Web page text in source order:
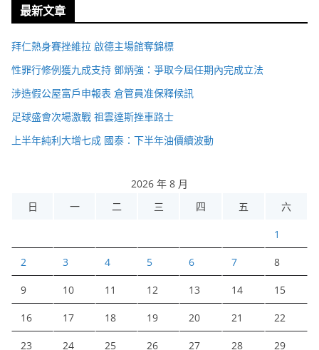
最新文章
拜仁熱身賽挫維拉 啟德主場館奪錦標
性罪行修例獲九成支持 鄧炳強：爭取今屆任期內完成立法
涉造假公屋富戶申報表 倉管員准保釋候訊
足球盛會次場激戰 祖雲達斯挫車路士
上半年純利大增七成 國泰：下半年油價續波動
2026 年 8 月
日
一 二 三 四 五 六
1
2 3 4 5 6 7 8
9 10 11 12 13 14 15
16 17 18 19 20 21 22
23 24 25 26 27 28 29